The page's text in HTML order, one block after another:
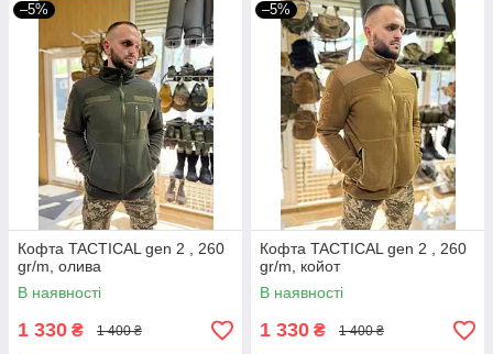
–5%
Кофта TACTICAL gen 2 , 260
gr/m, олива
В наявності
1 330 ₴ 1 400 ₴
–5%
Кофта TACTICAL gen 2 , 260
gr/m, койот
В наявності
1 330 ₴ 1 400 ₴